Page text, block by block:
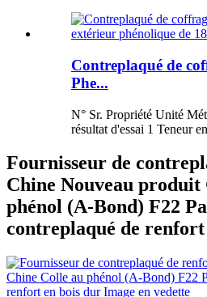
Contreplaqué de
Phe...
N° Sr. Propriété Unité
résultat d'essai 1 Teneur
Fournisseur de
Chine Nouveau produit
phénol (A-Bond) F22
contreplaqué de